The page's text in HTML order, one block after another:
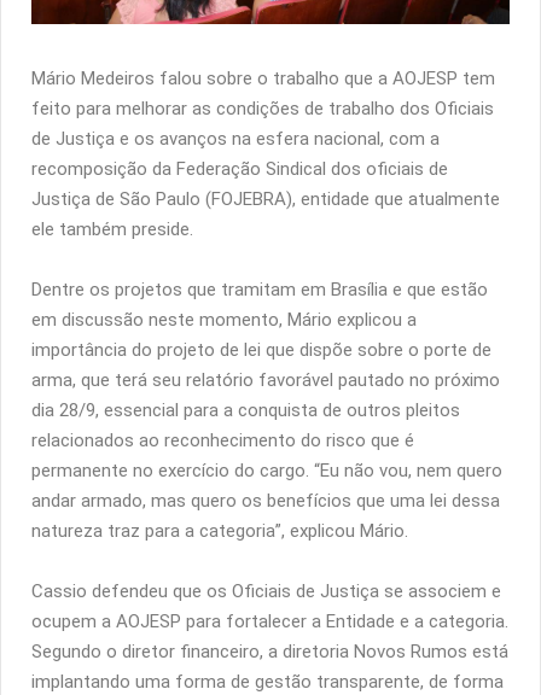
Mário Medeiros falou sobre o trabalho que a AOJESP tem
feito para melhorar as condições de trabalho dos Oficiais
de Justiça e os avanços na esfera nacional, com a
recomposição da Federação Sindical dos oficiais de
Justiça de São Paulo (FOJEBRA), entidade que atualmente
ele também preside.
Dentre os projetos que tramitam em Brasília e que estão
em discussão neste momento, Mário explicou a
importância do projeto de lei que dispõe sobre o porte de
arma, que terá seu relatório favorável pautado no próximo
dia 28/9, essencial para a conquista de outros pleitos
relacionados ao reconhecimento do risco que é
permanente no exercício do cargo. “Eu não vou, nem quero
andar armado, mas quero os benefícios que uma lei dessa
natureza traz para a categoria”, explicou Mário.
Cassio defendeu que os Oficiais de Justiça se associem e
ocupem a AOJESP para fortalecer a Entidade e a categoria.
Segundo o diretor financeiro, a diretoria Novos Rumos está
implantando uma forma de gestão transparente, de forma